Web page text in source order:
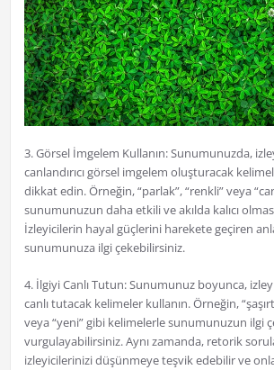
3. Görsel İmgelem Kullanın: Sunumunuzda,
canlandırıcı görsel imgelem oluşturacak
dikkat edin. Örneğin, “parlak”, “renkli” veya
sunumunuzun daha etkili ve akılda kalıcı
İzleyicilerin hayal güçlerini harekete geçiren
sunumunuza ilgi çekebilirsiniz.
4. İlgiyi Canlı Tutun: Sunumunuz boyunca,
canlı tutacak kelimeler kullanın. Örneğin,
veya “yeni” gibi kelimelerle sunumunuzun ilgi
vurgulayabilirsiniz. Aynı zamanda, retorik
izleyicilerinizi düşünmeye teşvik edebilir ve